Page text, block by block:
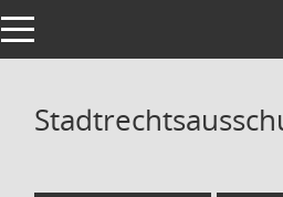
Toggle navigation